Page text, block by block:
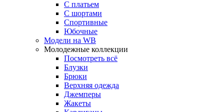
С платьем
С шортами
Спортивные
Юбочные
Модели на WB
Молодежные коллекции
Посмотреть всё
Блузки
Брюки
Верхняя одежда
Джемперы
Жакеты